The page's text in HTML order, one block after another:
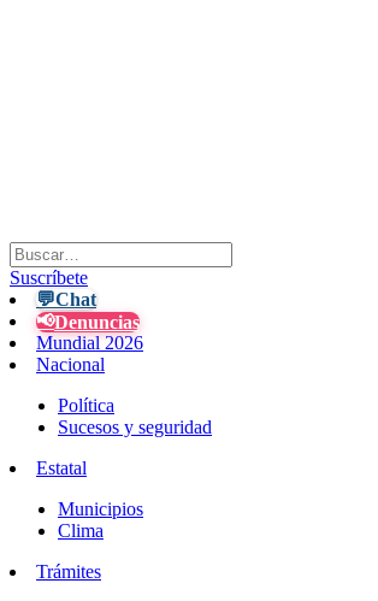
Suscríbete
💬Chat
📢Denuncias
Mundial 2026
Nacional
Política
Sucesos y seguridad
Estatal
Municipios
Clima
Trámites